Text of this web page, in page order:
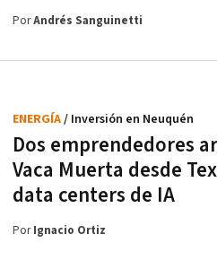
PorAndrés Sanguinetti
Dos emprendedores
Vaca Muerta desde
data centers de IA
ENERGÍA/ Inversión en Neuquén
PorIgnacio Ortiz